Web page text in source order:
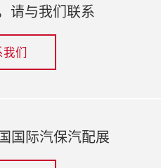
请与我们联系
们
国际汽保汽配展